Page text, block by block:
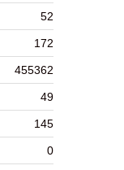
52
172
455362
49
145
0